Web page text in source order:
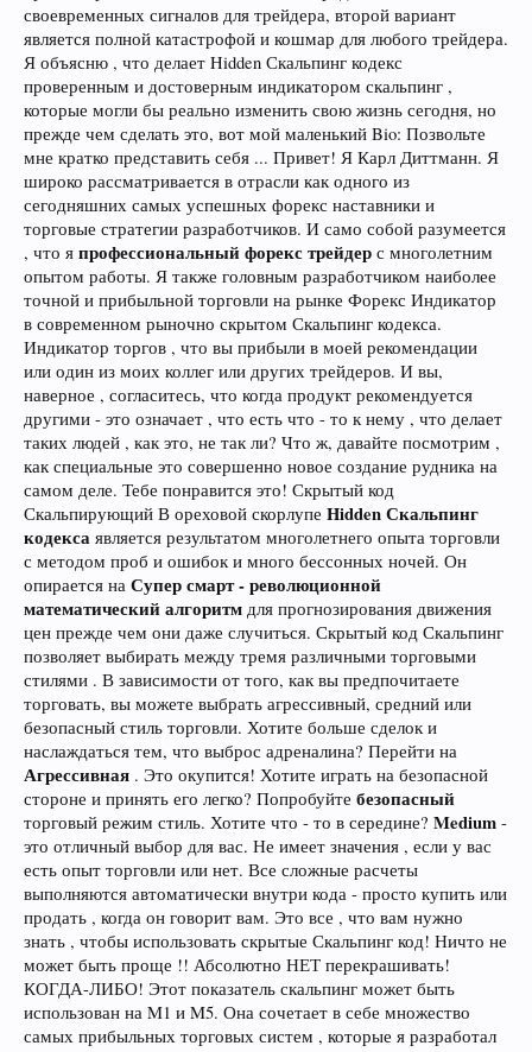
своевременных сигналов для трейдера, второй вариант
является полной катастрофой и кошмар для любого трейдера.
Я объясню , что делает Hidden Скальпинг кодекс
проверенным и достоверным индикатором скальпинг ,
которые могли бы реально изменить свою жизнь сегодня, но
прежде чем сделать это, вот мой маленький Bio: Позвольте
мне кратко представить себя ... Привет! Я Карл Диттманн. Я
широко рассматривается в отрасли как одного из
сегодняшних самых успешных форекс наставники и
торговые стратегии разработчиков. И само собой разумеется
, что я профессиональный форекс трейдер с многолетним
опытом работы. Я также головным разработчиком наиболее
точной и прибыльной торговли на рынке Форекс Индикатор
в современном рыночно скрытом Скальпинг кодекса.
Индикатор торгов , что вы прибыли в моей рекомендации
или один из моих коллег или других трейдеров. И вы,
наверное , согласитесь, что когда продукт рекомендуется
другими - это означает , что есть что - то к нему , что делает
таких людей , как это, не так ли? Что ж, давайте посмотрим ,
как специальные это совершенно новое создание рудника на
самом деле. Тебе понравится это! Скрытый код
Скальпирующий В ореховой скорлупе Hidden Скальпинг
кодекса является результатом многолетнего опыта торговли
с методом проб и ошибок и много бессонных ночей. Он
опирается на Супер смарт - революционной
математический алгоритм для прогнозирования движения
цен прежде чем они даже случиться. Скрытый код Скальпинг
позволяет выбирать между тремя различными торговыми
стилями . В зависимости от того, как вы предпочитаете
торговать, вы можете выбрать агрессивный, средний или
безопасный стиль торговли. Хотите больше сделок и
наслаждаться тем, что выброс адреналина? Перейти на
Агрессивная . Это окупится! Хотите играть на безопасной
стороне и принять его легко? Попробуйте безопасный
торговый режим стиль. Хотите что - то в середине? Medium -
это отличный выбор для вас. Не имеет значения , если у вас
есть опыт торговли или нет. Все сложные расчеты
выполняются автоматически внутри кода - просто купить или
продать , когда он говорит вам. Это все , что вам нужно
знать , чтобы использовать скрытые Скальпинг код! Ничто не
может быть проще !! Абсолютно НЕТ перекрашивать!
КОГДА-ЛИБО! Этот показатель скальпинг может быть
использован на M1 и M5. Она сочетает в себе множество
самых прибыльных торговых систем , которые я разработал